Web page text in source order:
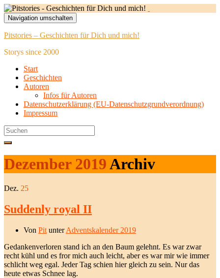
Navigation umschalten
Pitstories – Geschichten für Dich und mich!
Storys since 2000
Start
Geschichten
Autoren
Infos für Autoren
Datenschutzerklärung (EU-Datenschutzgrundverordnung)
Impressum
Search
for:
Dezember 2019Archiv
Dez. 25
Suddenly royal II
Von Pit unterAdventskalender 2019
Gedankenverloren stand ich an den Baum gelehnt. Es war zwar
recht kühl und es fror mich auch leicht, aber es war mir wie immer
schlicht weg egal. Jeder Tag schien hier gleich zu sein. Nur das
heute etwas Schnee lag.